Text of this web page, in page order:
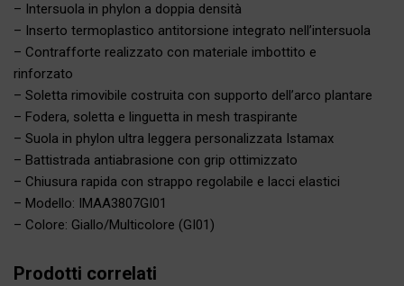
– Intersuola in phylon a doppia densità
– Inserto termoplastico antitorsione integrato nell’intersuola
– Contrafforte realizzato con materiale imbottito e
rinforzato
– Soletta rimovibile costruita con supporto dell’arco plantare
– Fodera, soletta e linguetta in mesh traspirante
– Suola in phylon ultra leggera personalizzata Istamax
– Battistrada antiabrasione con grip ottimizzato
– Chiusura rapida con strappo regolabile e lacci elastici
– Modello: IMAA3807GI01
– Colore: Giallo/Multicolore (GI01)
Prodotti correlati